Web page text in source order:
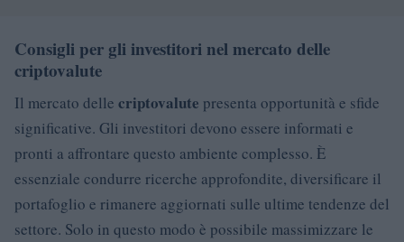
Consigli per gli investitori nel mercato delle
criptovalute
Il mercato delle criptovalute presenta opportunità e sfide
significative. Gli investitori devono essere informati e
pronti a affrontare questo ambiente complesso. È
essenziale condurre ricerche approfondite, diversificare il
portafoglio e rimanere aggiornati sulle ultime tendenze del
settore. Solo in questo modo è possibile massimizzare le